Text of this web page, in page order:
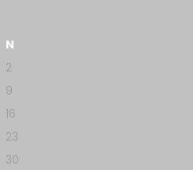
N
2
9
16
23
30